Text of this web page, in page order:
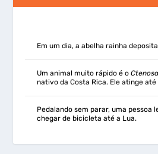
Em um dia, a abelha rainha
Um animal muito rápido é o
nativo da Costa Rica. Ele atinge
Pedalando sem parar, uma pessoa
chegar de bicicleta até a Lua.